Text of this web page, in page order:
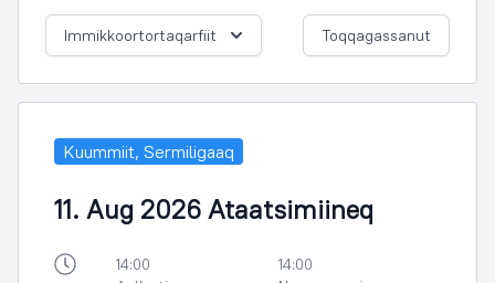
Immikkoortortaqarfiit Toqqagassanut
Kuummiit, Sermiligaaq
11. Aug 2026 Ataatsimiineq
14:00
14:00